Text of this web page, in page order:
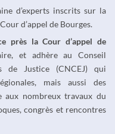
d’experts inscrits sur la
d’appel de Bourges.
près la Cour d’appel de
et adhère au Conseil
de Justice (CNCEJ) qui
mais aussi des
aux nombreux travaux du
congrès et rencontres